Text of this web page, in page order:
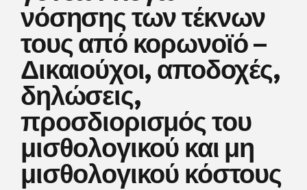
νόσησης των τέκνων
τους από κορωνοϊό –
Δικαιούχοι, αποδοχές,
δηλώσεις,
προσδιορισμός του
μισθολογικού και μη
μισθολογικού κόστους